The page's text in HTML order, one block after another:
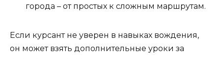
города – от простых к сложным маршрутам.
Если курсант не уверен в навыках вождения,
он может взять дополнительные уроки за